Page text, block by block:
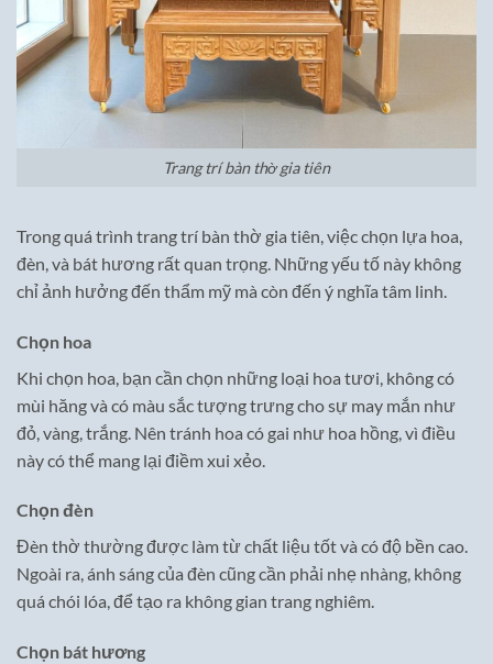
Trang trí bàn thờ gia tiên
Trong quá trình trang trí bàn thờ gia tiên, việc chọn lựa hoa,
đèn, và bát hương rất quan trọng. Những yếu tố này không
chỉ ảnh hưởng đến thẩm mỹ mà còn đến ý nghĩa tâm linh.
Chọn hoa
Khi chọn hoa, bạn cần chọn những loại hoa tươi, không có
mùi hăng và có màu sắc tượng trưng cho sự may mắn như
đỏ, vàng, trắng. Nên tránh hoa có gai như hoa hồng, vì điều
này có thể mang lại điềm xui xẻo.
Chọn đèn
Đèn thờ thường được làm từ chất liệu tốt và có độ bền cao.
Ngoài ra, ánh sáng của đèn cũng cần phải nhẹ nhàng, không
quá chói lóa, để tạo ra không gian trang nghiêm.
Chọn bát hương